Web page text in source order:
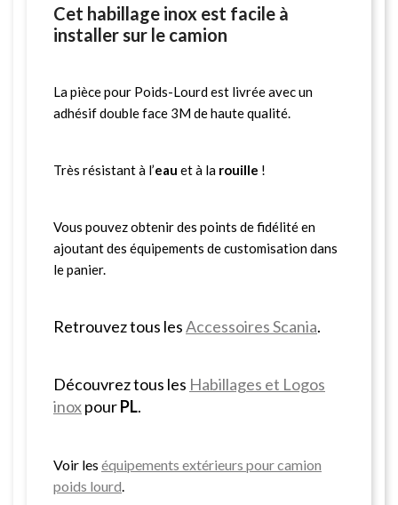
Cet habillage inox est facile à
installer sur le camion
La pièce pour Poids-Lourd est livrée avec un
adhésif double face 3M de haute qualité.
Très résistant à l’eau et à la rouille !
Vous pouvez obtenir des points de fidélité en
ajoutant des équipements de customisation dans
le panier.
Retrouvez tous lesAccessoires Scania.
Découvrez tous les Habillages et Logos
inoxpourPL.
Voir les équipements extérieurs pour camion
poids lourd